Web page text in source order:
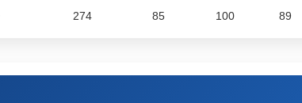
274 85 100 89